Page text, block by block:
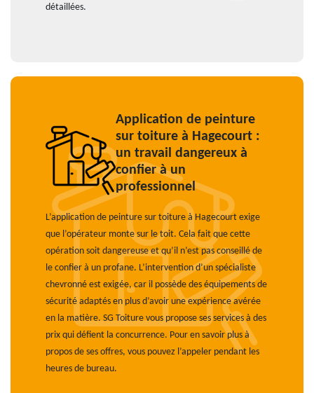
détaillées.
Application de peinture
sur toiture à Hagecourt :
un travail dangereux à
confier à un
professionnel
L’application de peinture sur toiture à Hagecourt exige
que l’opérateur monte sur le toit. Cela fait que cette
opération soit dangereuse et qu’il n’est pas conseillé de
le confier à un profane. L’intervention d’un spécialiste
chevronné est exigée, car il possède des équipements de
sécurité adaptés en plus d’avoir une expérience avérée
en la matière. SG Toiture vous propose ses services à des
prix qui défient la concurrence. Pour en savoir plus à
propos de ses offres, vous pouvez l’appeler pendant les
heures de bureau.